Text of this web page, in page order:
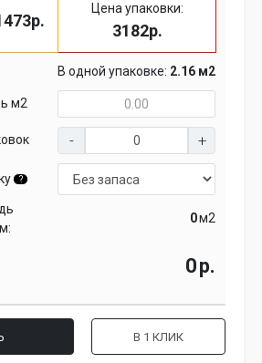
Цена упаковки:
3182р.
В одной упаковке: 2.16 м2
м2
?
м2
р.
В 1 КЛИК